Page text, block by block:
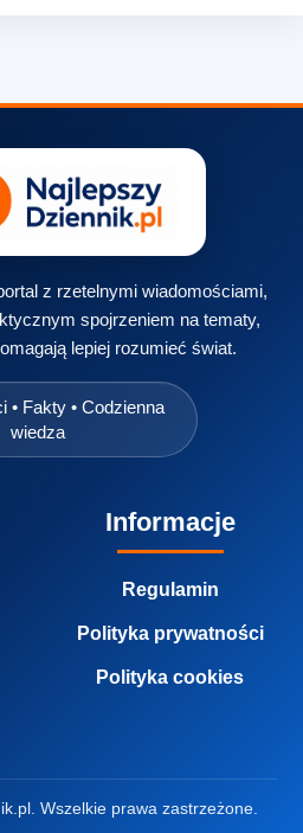
z rzetelnymi wiadomościami,
spojrzeniem na tematy,
lepiej rozumieć świat.
• Fakty • Codzienna
wiedza
Informacje
Regulamin
Polityka prywatności
Polityka cookies
Wszelkie prawa zastrzeżone.